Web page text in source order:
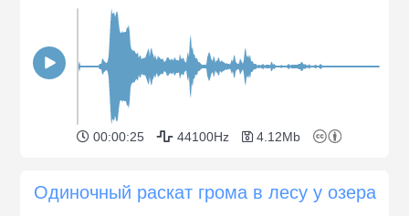
00:00:25 44100Hz 4.12Mb
Одиночный раскат грома в лесу у озера